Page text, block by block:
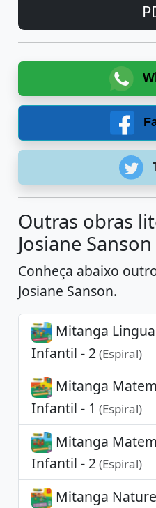
Outras obras
Josiane Sanson
Conheça abaixo
Josiane Sanson.
Mitanga
Infantil - 2 (Espiral)
Mitanga
Infantil - 1 (Espiral)
Mitanga
Infantil - 2 (Espiral)
Mitanga